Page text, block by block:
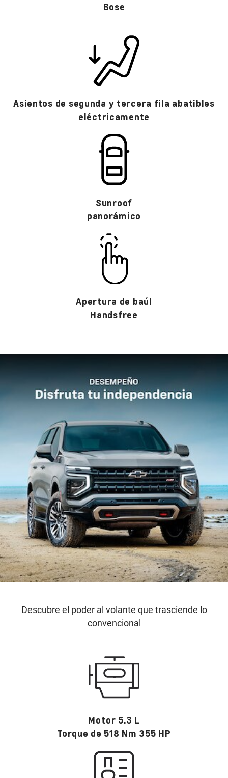
Bose​
Asientos de segunda y tercera fila abatibles
eléctricamente​
Sunroof
panorámico
​Apertura de baúl
Handsfree​
Descubre el poder al volante que trasciende lo
convencional
Motor 5.3 L
Torque de 518 Nm 355 HP